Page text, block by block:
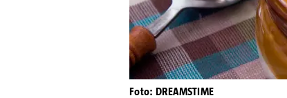
Foto: DREAMSTIME